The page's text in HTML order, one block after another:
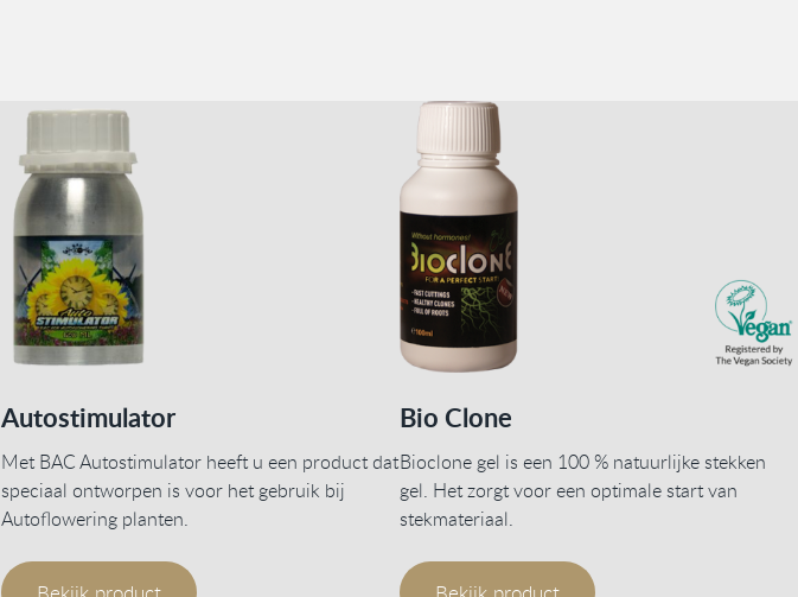
Autostimulator
Met BAC Autostimulator heeft u een product dat
speciaal ontworpen is voor het gebruik bij
Autoflowering planten.
Bio Clone
Bioclone gel is een 100 % natuurlijke stekken
gel. Het zorgt voor een optimale start van
stekmateriaal.